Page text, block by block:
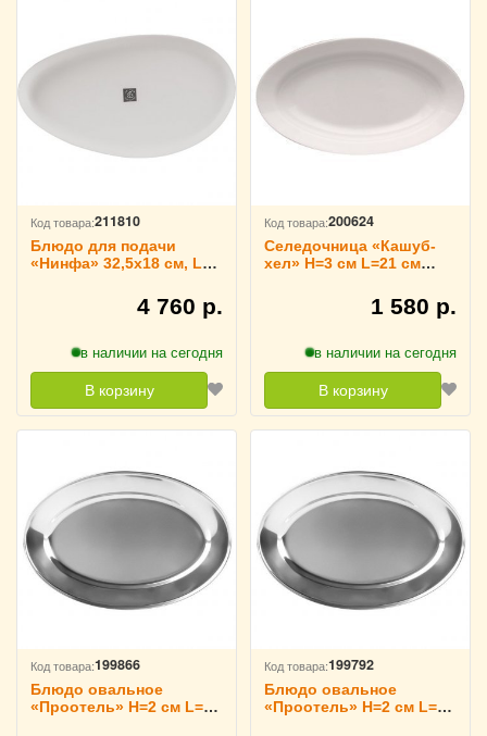
Код товара:211810
Блюдо для подачи
«Нинфа» 32,5х18 см, Le
4 760 р.
в наличии на сегодня
В корзину
Код товара:200624
Селедочница «Кашуб-
хел» H=3 см L=21 см
1 580 р.
в наличии на сегодня
В корзину
Код товара:199866
Блюдо овальное
«Проотель» H=2 см L=40
Код товара:199792
Блюдо овальное
«Проотель» H=2 см L=55